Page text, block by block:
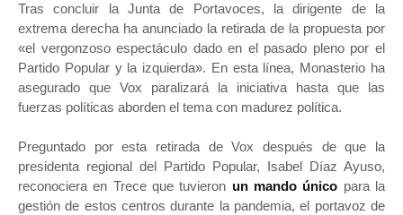
Tras concluir la Junta de Portavoces, la dirigente de la
extrema derecha ha anunciado la retirada de la propuesta por
«el vergonzoso espectáculo dado en el pasado pleno por el
Partido Popular y la izquierda». En esta línea, Monasterio ha
asegurado que Vox paralizará la iniciativa hasta que las
fuerzas políticas aborden el tema con madurez política.
Preguntado por esta retirada de Vox después de que la
presidenta regional del Partido Popular, Isabel Díaz Ayuso,
reconociera en Trece que tuvieron un mando único para la
gestión de estos centros durante la pandemia, el portavoz de